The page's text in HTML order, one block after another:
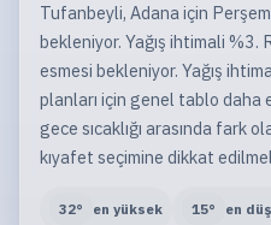
Tufanbeyli, Adana için
bekleniyor. Yağış ihtimali %3.
esmesi bekleniyor. Yağış
planları için genel tablo daha
gece sıcaklığı arasında fark
kıyafet seçimine dikkat
32° en yüksek 15° en